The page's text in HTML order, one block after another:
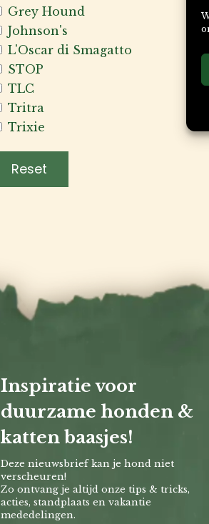
Grey Hound
Johnson's
L'Oscar di Smagatto
STOP
TLC
Tritra
Trixie
Reset
Inspiratie voor
duurzame honden &
katten baasjes!
Deze nieuwsbrief kan je hond niet
verscheuren!
Zo ontvang je altijd onze tips & tricks,
acties, standplaats en vakantie
mededelingen.